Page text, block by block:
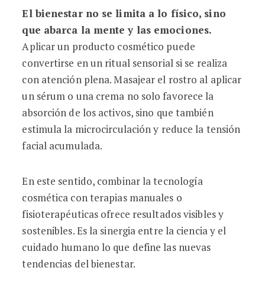
El bienestar no se limita a lo físico, sino
que abarca la mente y las emociones.
Aplicar un producto cosmético puede
convertirse en un ritual sensorial si se realiza
con atención plena. Masajear el rostro al aplicar
un sérum o una crema no solo favorece la
absorción de los activos, sino que también
estimula la microcirculación y reduce la tensión
facial acumulada.
En este sentido, combinar la tecnología
cosmética con terapias manuales o
fisioterapéuticas ofrece resultados visibles y
sostenibles. Es la sinergia entre la ciencia y el
cuidado humano lo que define las nuevas
tendencias del bienestar.